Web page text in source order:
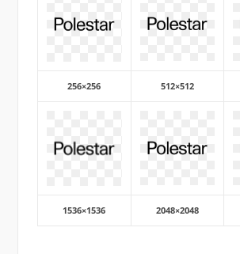
256×256 512×512
1536×1536 2048×2048